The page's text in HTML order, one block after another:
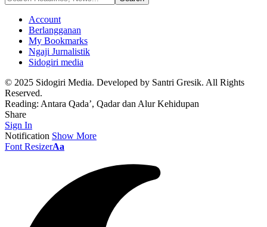
Account
Berlangganan
My Bookmarks
Ngaji Jurnalistik
Sidogiri media
© 2025 Sidogiri Media. Developed by Santri Gresik. All Rights
Reserved.
Reading: Antara Qada’, Qadar dan Alur Kehidupan
Share
Sign In
Notification Show More
Font ResizerAa